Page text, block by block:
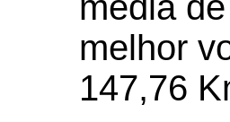
melhor
147,76